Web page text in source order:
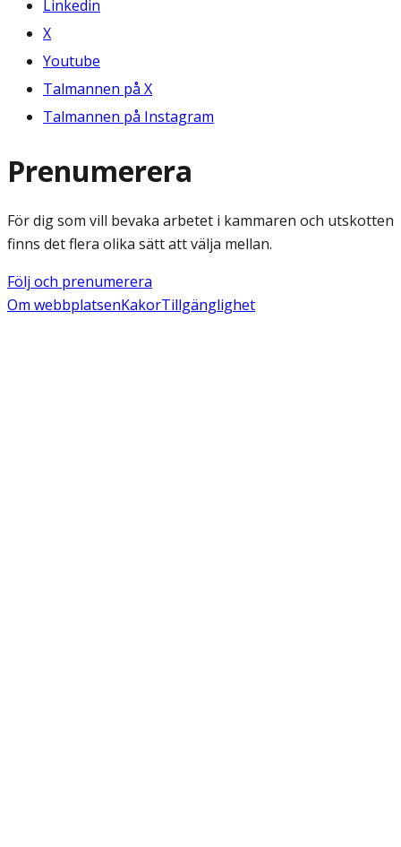
Linkedin
X
Youtube
Talmannen på X
Talmannen på Instagram
Prenumerera
För dig som vill bevaka arbetet i kammaren och utskotten
finns det flera olika sätt att välja mellan.
Följ och prenumerera
Om webbplatsenKakorTillgänglighet